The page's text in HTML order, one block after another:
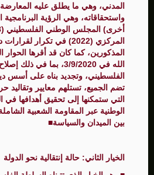
المدني، وهي ما يطلق عليه المعارضة
واستحقاقاته، وهي الرؤية
المركزي (2022) في تكرار
المذكورين، كما كان قد أقرها
الله في 3/9/2020، بما في
الفلسطيني، وتجديد بناه على أسس
تضم الجميع، تستلهم معايير وتقاليد
التي ستمكنها إلى تحقيق أهدافها في
الوطنية عبر المقاومة الشعبية
بين الميدان والسياسة■
الخيار الثاني: حالة إنتقالية نحو الدولة